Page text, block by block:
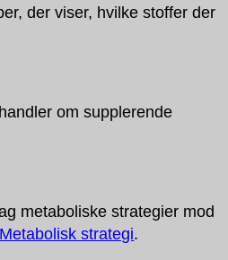
der viser, hvilke stoffer der
om supplerende
metaboliske strategier mod
Metabolisk strategi.